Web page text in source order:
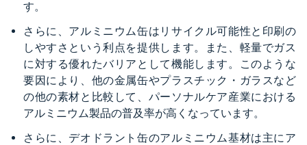
す。
さらに、アルミニウム缶はリサイクル可能性と印刷の
しやすさという利点を提供します。また、軽量でガス
に対する優れたバリアとして機能します。このような
要因により、他の金属缶やプラスチック・ガラスなど
の他の素材と比較して、パーソナルケア産業における
アルミニウム製品の普及率が高くなっています。
さらに、デオドラント缶のアルミニウム基材は主にア